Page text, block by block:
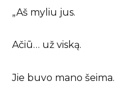
„Aš myliu jus.
Ačiū… už viską.
Jie buvo mano šeima.